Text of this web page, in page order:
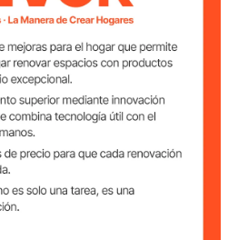
Poco profunda
Métrico
3/4"/19,05 mm
10,24 x 7,68 x 2,76
pulgs/260 x 195 x 70 mm